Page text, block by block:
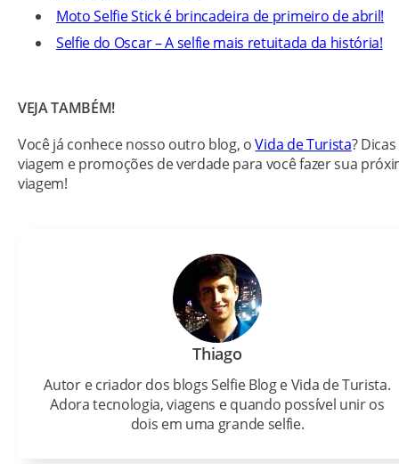
Moto Selfie Stick é brincadeira de primeiro de abril!
Selfie do Oscar – A selfie mais retuitada da história!
VEJA TAMBÉM!
Você já conhece nosso outro blog, oVida de Turista?
viagem e promoções de verdade para você fazer sua
viagem!
Thiago
Autor e criador dos blogs Selfie Blog e Vida de Turista.
Adora tecnologia, viagens e quando possível unir os
dois em uma grande selfie.